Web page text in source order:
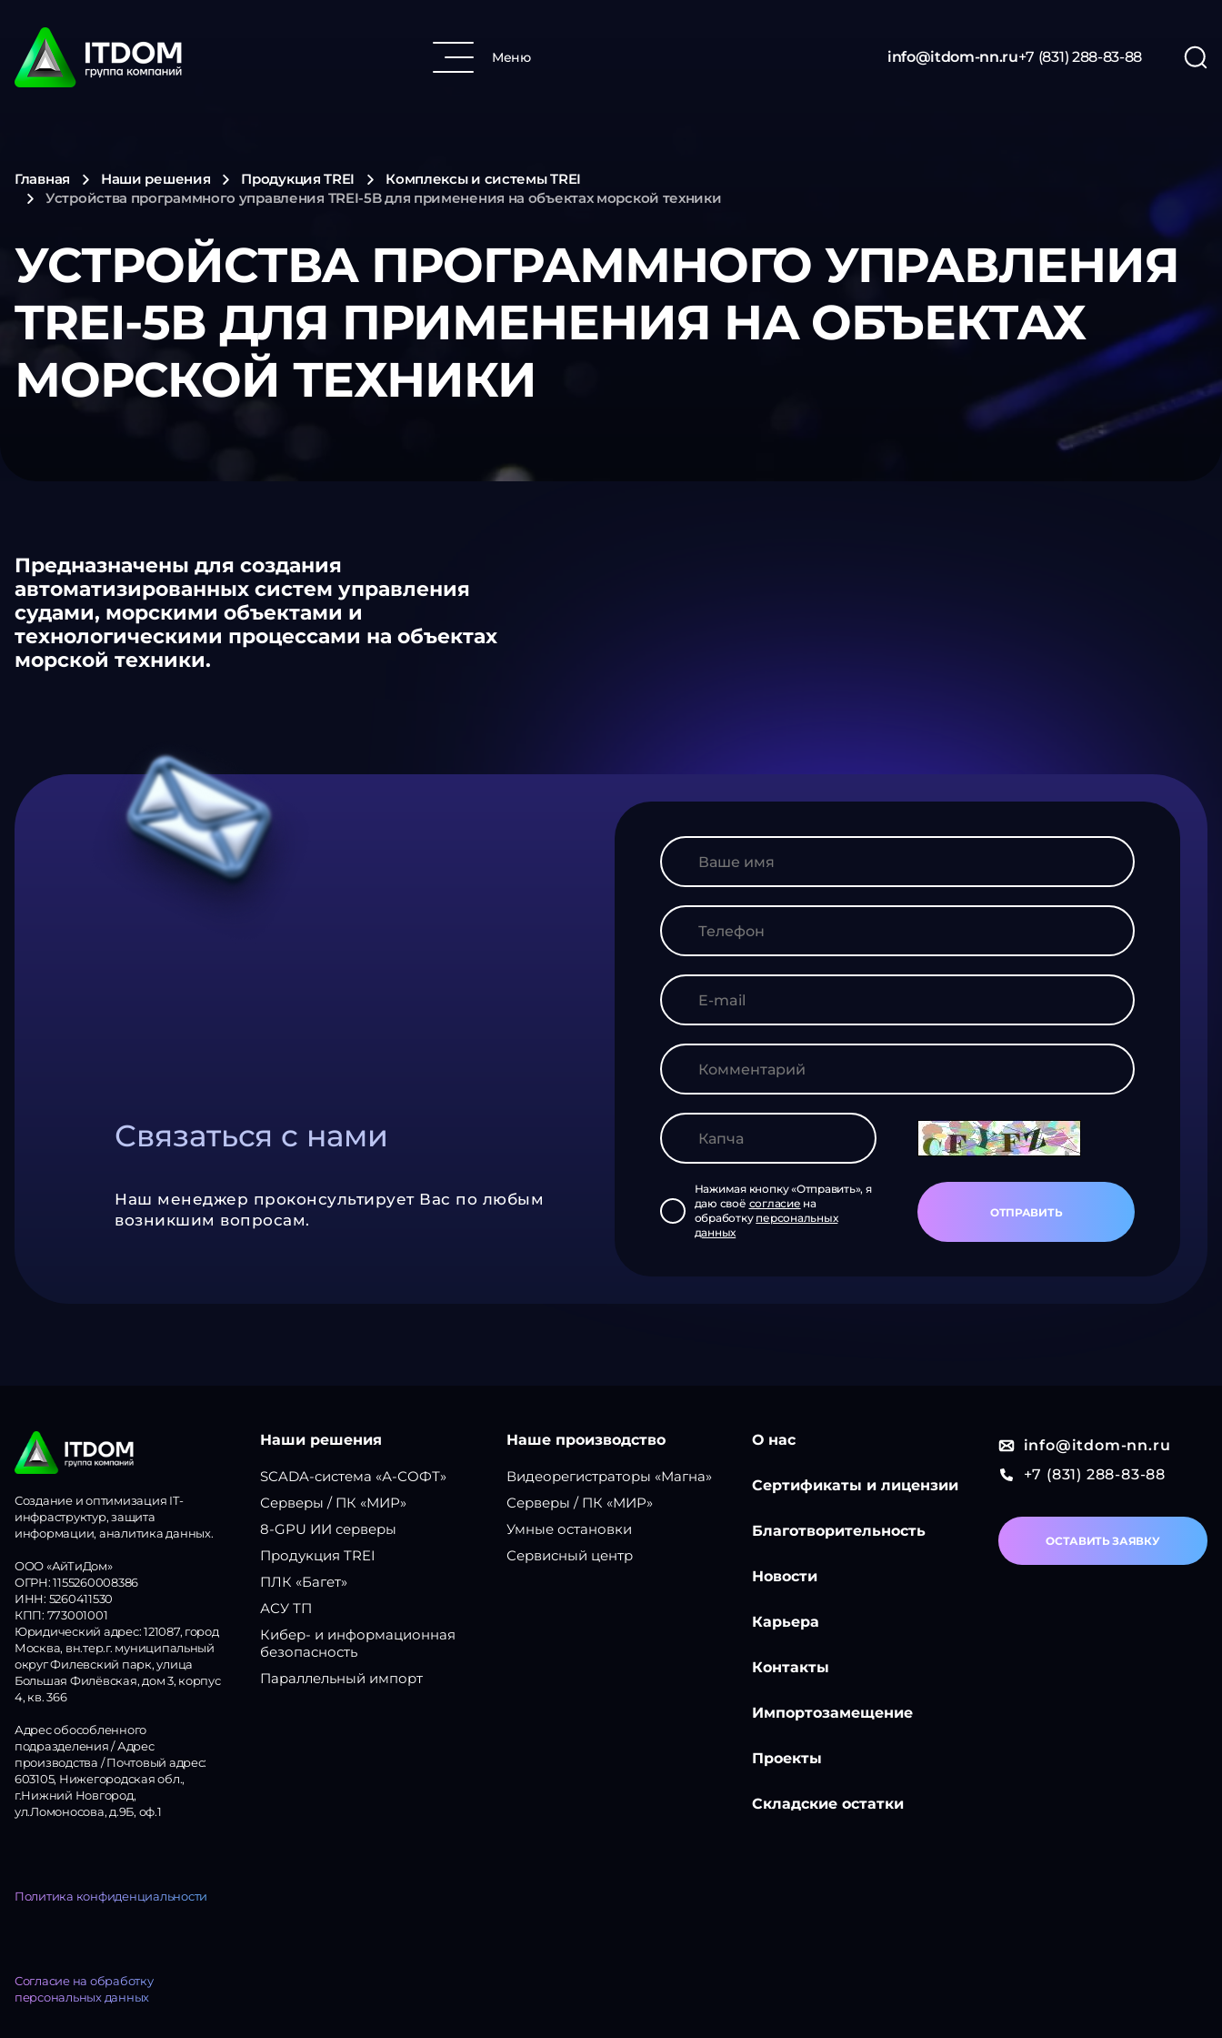
Меню info@itdom-nn.ru+7 (831) 288-83-88
Главная Наши решения Продукция TREI
Комплексы и системы TREI
Устройства программного управления TREI-5B для применения на объектах морской техники
УСТРОЙСТВА ПРОГРАММНОГО УПРАВЛЕНИЯ
TREI-5B ДЛЯ ПРИМЕНЕНИЯ НА ОБЪЕКТАХ
МОРСКОЙ ТЕХНИКИ
Предназначены для создания
автоматизированных систем управления
судами, морскими объектами и
технологическими процессами на объектах
морской техники.
Связаться с нами
Наш менеджер проконсультирует Вас по любым
возникшим вопросам.
Нажимая кнопку «Отправить», я
даю своё согласие на
обработку персональных
данных
ОТПРАВИТЬ
Создание и оптимизация IT-
инфраструктур, защита
информации, аналитика данных.
ООО «АйТиДом»
ОГРН: 1155260008386
ИНН: 5260411530
КПП: 773001001
Юридический адрес: 121087, город
Москва, вн.тер.г. муниципальный
округ Филевский парк, улица
Большая Филёвская, дом 3, корпус
4, кв. 366
Адрес обособленного
подразделения / Адрес
производства / Почтовый адрес:
603105, Нижегородская обл.,
г.Нижний Новгород,
ул.Ломоносова, д.9Б, оф.1
Политика конфиденциальности
Согласие на обработку
персональных данных
Наши решения
SCADA-система «А-СОФТ»
Серверы / ПК «МИР»
8-GPU ИИ серверы
Продукция TREI
ПЛК «Багет»
АСУ ТП
Кибер- и информационная
безопасность
Параллельный импорт
Наше производство
Видеорегистраторы «Магна»
Серверы / ПК «МИР»
Умные остановки
Сервисный центр
О нас
Сертификаты и лицензии
Благотворительность
Новости
Карьера
Контакты
Импортозамещение
Проекты
Складские остатки
info@itdom-nn.ru
+7 (831) 288-83-88
ОСТАВИТЬ ЗАЯВКУ